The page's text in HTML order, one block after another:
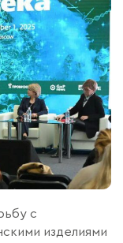
с
изделиями